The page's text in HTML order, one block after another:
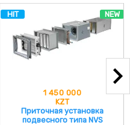
NEW
HIT
1 450 000
KZT
Приточная установка
подвесного типа NVS